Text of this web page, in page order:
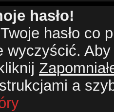
hasło!
hasło co
wyczyścić.
a